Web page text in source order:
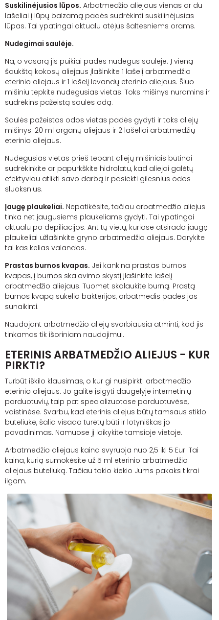
Suskilinėjusios lūpos. Arbatmedžio aliejaus vienas ar du
lašeliai į lūpų balzamą padės sudrėkinti suskilinėjusias
lūpas. Tai ypatingai aktualu atėjus šaltesniems orams.
Nudegimai saulėje.
Na, o vasarą jis puikiai padės nudegus saulėje. Į vieną
šaukštą kokosų aliejaus įlašinkite 1 lašelį arbatmedžio
eterinio aliejaus ir 1 lašelį levandų eterinio aliejaus. Šiuo
mišiniu tepkite nudegusias vietas. Toks mišinys nuramins ir
sudrėkins pažeistą saulės odą.
Saulės pažeistas odos vietas padės gydyti ir toks aliejų
mišinys: 20 ml arganų aliejaus ir 2 lašeliai arbatmedžių
eterinio aliejaus.
Nudegusias vietas prieš tepant aliejų mišiniais būtinai
sudrėkinkite ar papurkškite hidrolatu, kad aliejai galėtų
efektyviau atlikti savo darbą ir pasiekti gilesnius odos
sluoksnius.
Įaugę plaukeliai. Nepatikėsite, tačiau arbatmedžio aliejus
tinka net įaugusiems plaukeliams gydyti. Tai ypatingai
aktualu po depiliacijos. Ant tų vietų, kuriose atsirado įaugę
plaukeliai užlašinkite gryno arbatmedžio aliejaus. Darykite
tai kas kelias valandas.
Prastas burnos kvapas. Jei kankina prastas burnos
kvapas, į burnos skalavimo skystį įlašinkite lašelį
arbatmedžio aliejaus. Tuomet skalaukite burną. Prastą
burnos kvapą sukelia bakterijos, arbatmedis padės jas
sunaikinti.
Naudojant arbatmedžio aliejų svarbiausia atminti, kad jis
tinkamas tik išoriniam naudojimui.
ETERINIS ARBATMEDŽIO ALIEJUS - KUR
PIRKTI?
Turbūt iškilo klausimas, o kur gi nusipirkti arbatmedžio
eterinio aliejaus. Jo galite įsigyti daugelyje internetinių
parduotuvių, taip pat specializuotose parduotuvėse,
vaistinėse. Svarbu, kad eterinis aliejus būtų tamsaus stiklo
buteliuke, šalia visada turėtų būti ir lotyniškas jo
pavadinimas. Namuose jį laikykite tamsioje vietoje.
Arbatmedžio aliejaus kaina svyruoja nuo 2,5 iki 5 Eur. Tai
kaina, kurią sumokėsite už 5 ml eterinio arbatmedžio
aliejaus buteliuką. Tačiau tokio kiekio Jums pakaks tikrai
ilgam.